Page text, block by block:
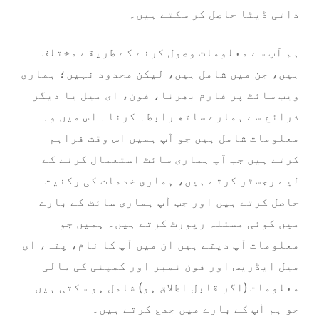
ذاتی ڈیٹا حاصل کر سکتے ہیں۔
ہم آپ سے معلومات وصول کرنے کے طریقے مختلف
ہیں، جن میں شامل ہیں، لیکن محدود نہیں؛ ہماری
ویب سائٹ پر فارم بھرنا، فون، ای میل یا دیگر
ذرائع سے ہمارے ساتھ رابطہ کرنا۔ اس میں وہ
معلومات شامل ہیں جو آپ ہمیں اس وقت فراہم
کرتے ہیں جب آپ ہماری سائٹ استعمال کرنے کے
لیے رجسٹر کرتے ہیں، ہماری خدمات کی رکنیت
حاصل کرتے ہیں اور جب آپ ہماری سائٹ کے بارے
میں کوئی مسئلہ رپورٹ کرتے ہیں۔ ہمیں جو
معلومات آپ دیتے ہیں ان میں آپ کا نام، پتہ، ای
میل ایڈریس اور فون نمبر اور کمپنی کی مالی
معلومات (اگر قابل اطلاق ہو) شامل ہو سکتی ہیں
جو ہم آپ کے بارے میں جمع کرتے ہیں۔